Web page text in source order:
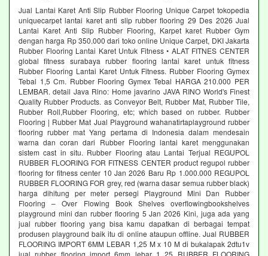
Jual Lantai Karet Anti Slip Rubber Flooring Unique Carpet tokopedia
uniquecarpet lantai karet anti slip rubber flooring 29 Des 2026 Jual
Lantai Karet Anti Slip Rubber Flooring, Karpet karet Rubber Gym
dengan harga Rp 350.000 dari toko online Unique Carpet, DKI Jakarta
Rubber Flooring Lantai Karet Untuk Fitness • ALAT FITNES CENTER
global fitness surabaya rubber flooring lantai karet untuk fitness
Rubber Flooring Lantai Karet Untuk Fitness. Rubber Flooring Gymex
Tebal 1,5 Cm. Rubber Flooring Gymex Tebal HARGA 210.000 PER
LEMBAR. detail Java Rino: Home javarino JAVA RINO World's Finest
Quality Rubber Products. as Conveyor Belt, Rubber Mat, Rubber Tile,
Rubber Roll,Rubber Flooring, etc; which based on rubber. Rubber
Flooring | Rubber Mat Jual Playground wahanatirtaplayground rubber
flooring rubber mat Yang pertama di Indonesia dalam mendesain
warna dan coran dari Rubber Flooring lantai karet menggunakan
sistem cast in situ. Rubber Flooring atau Lantai Terjual REGUPOL
RUBBER FLOORING FOR FITNESS CENTER product regupol rubber
flooring for fitness center 10 Jan 2026 Baru Rp 1.000.000 REGUPOL
RUBBER FLOORING FOR grey, red (warna dasar semua rubber black)
harga dihitung per meter persegi Playground Mini Dan Rubber
Flooring – Over Flowing Book Shelves overflowingbookshelves
playground mini dan rubber flooring 5 Jan 2026 Kini, juga ada yang
jual rubber flooring yang bisa kamu dapatkan di berbagai tempat
produsen playground baik itu di online ataupun offline. Jual RUBBER
FLOORING IMPORT 6MM LEBAR 1,25 M x 10 M di bukalapak 2dtu1v